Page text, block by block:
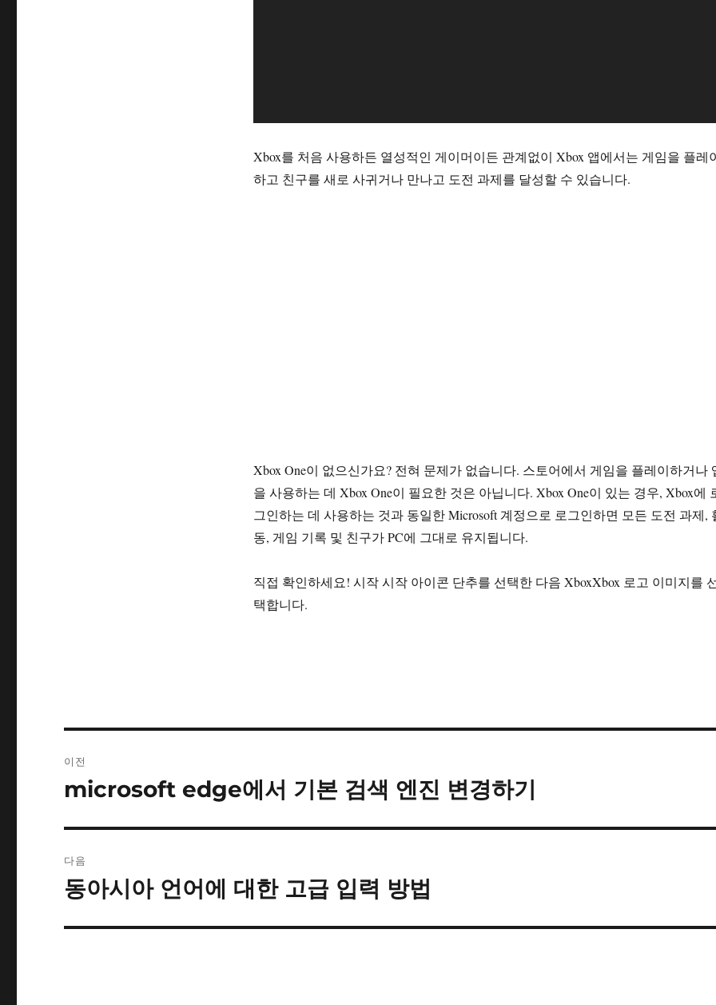
Xbox를 처음 사용하든 열성적인 게이머이든 관계없이 Xbox 앱에서는 게임을 플레
하고 친구를 새로 사귀거나 만나고 도전 과제를 달성할 수 있습니다.
Xbox One이 없으신가요? 전혀 문제가 없습니다. 스토어에서 게임을 플레이하거나
을 사용하는 데 Xbox One이 필요한 것은 아닙니다. Xbox One이 있는 경우, Xbox에
그인하는 데 사용하는 것과 동일한 Microsoft 계정으로 로그인하면 모든 도전 과제,
동, 게임 기록 및 친구가 PC에 그대로 유지됩니다.
직접 확인하세요! 시작 시작 아이콘 단추를 선택한 다음 XboxXbox 로고 이미지를
택합니다.
내
이
이전
이
글:
microsoft edge에서 기본 검색 엔진 변경하기
다음
다
글:
동아시아 언어에 대한 고급 입력 방법